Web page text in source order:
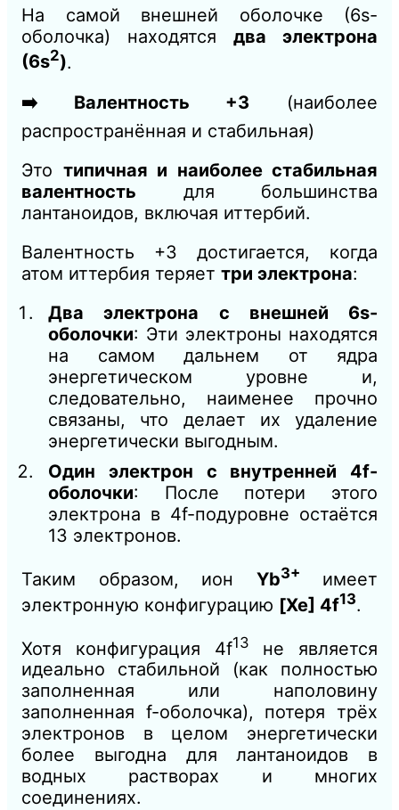
На самой внешней оболочке (6s-
оболочка) находятся два электрона
(6s2).
➡️ Валентность +3 (наиболее
распространённая и стабильная)
Это типичная и наиболее стабильная
валентность для большинства
лантаноидов, включая иттербий.
Валентность +3 достигается, когда
атом иттербия теряет три электрона:
Два электрона с внешней 6s-
оболочки: Эти электроны находятся
на самом дальнем от ядра
энергетическом уровне и,
следовательно, наименее прочно
связаны, что делает их удаление
энергетически выгодным.
Один электрон с внутренней 4f-
оболочки: После потери этого
электрона в 4f-подуровне остаётся
13 электронов.
Таким образом, ион Yb3+
имеет
электронную конфигурацию [Xe] 4f13.
Хотя конфигурация 4f13
не является
идеально стабильной (как полностью
заполненная или наполовину
заполненная f-оболочка), потеря трёх
электронов в целом энергетически
более выгодна для лантаноидов в
водных растворах и многих
соединениях.